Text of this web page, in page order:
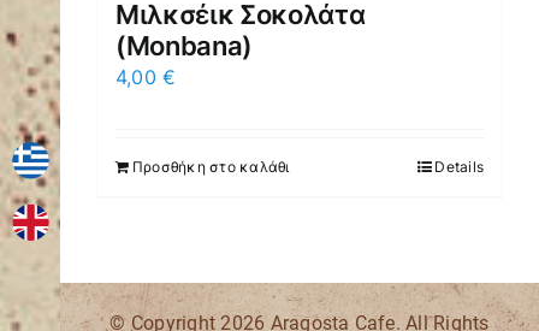
Μιλκσέικ Σοκολάτα
(Μonbana)
4,00€
Προσθήκη στο καλάθι Details
© Copyright 2026 Aragosta Cafe. All Rights